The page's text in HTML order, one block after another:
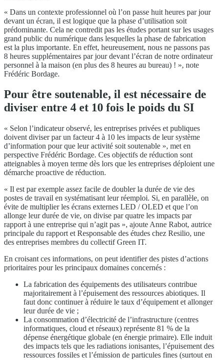
« Dans un contexte professionnel où l’on passe huit heures par jour
devant un écran, il est logique que la phase d’utilisation soit
prédominante. Cela ne contredit pas les études portant sur les usages
grand public du numérique dans lesquelles la phase de fabrication
est la plus importante. En effet, heureusement, nous ne passons pas
8 heures supplémentaires par jour devant l’écran de notre ordinateur
personnel à la maison (en plus des 8 heures au bureau) ! », note
Frédéric Bordage.
Pour être soutenable, il est nécessaire de
diviser entre 4 et 10 fois le poids du SI
« Selon l’indicateur observé, les entreprises privées et publiques
doivent diviser par un facteur 4 à 10 les impacts de leur système
d’information pour que leur activité soit soutenable », met en
perspective Frédéric Bordage. Ces objectifs de réduction sont
atteignables à moyen terme dès lors que les entreprises déploient une
démarche proactive de réduction.
« Il est par exemple assez facile de doubler la durée de vie des
postes de travail en systématisant leur réemploi. Si, en parallèle, on
évite de multiplier les écrans externes LED / OLED et que l’on
allonge leur durée de vie, on divise par quatre les impacts par
rapport à une entreprise qui n’agit pas », ajoute Anne Rabot, autrice
principale du rapport et Responsable des études chez Resilio, une
des entreprises membres du collectif Green IT.
En croisant ces informations, on peut identifier des pistes d’actions
prioritaires pour les principaux domaines concernés :
La fabrication des équipements des utilisateurs contribue
majoritairement à l’épuisement des ressources abiotiques. Il
faut donc continuer à réduire le taux d’équipement et allonger
leur durée de vie ;
La consommation d’électricité de l’infrastructure (centres
informatiques, cloud et réseaux) représente 81 % de la
dépense énergétique globale (en énergie primaire). Elle induit
des impacts tels que les radiations ionisantes, l’épuisement des
ressources fossiles et l’émission de particules fines (surtout en